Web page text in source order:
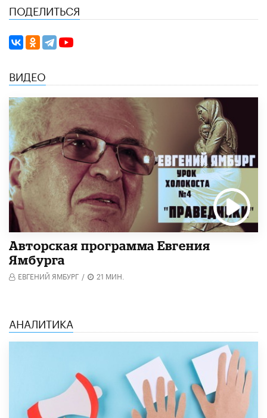
ПОДЕЛИТЬСЯ
ВИДЕО
Авторская программа Евгения
Ямбурга
ЕВГЕНИЙ ЯМБУРГ / 21 МИН.
АНАЛИТИКА